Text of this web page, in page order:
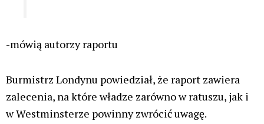
-mówią autorzy raportu
Burmistrz Londynu powiedział, że raport zawiera
zalecenia, na które władze zarówno w ratuszu, jak i
w Westminsterze powinny zwrócić uwagę.